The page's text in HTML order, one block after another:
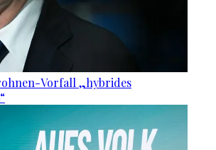
Vorfall „hybrides